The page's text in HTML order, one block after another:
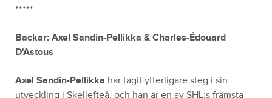
*****
Backar: Axel Sandin-Pellikka & Charles-Édouard
D'Astous
Axel Sandin-Pellikka har tagit ytterligare steg i sin
utveckling i Skellefteå, och han är en av SHL:s främsta